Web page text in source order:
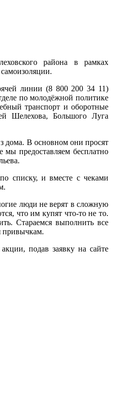
района в рамках
линии (8 800 200 34 11)
по молодёжной политике
транспорт и оборотные
Шелехова, Большого Луга
дома. В основном они просят
мы предоставляем бесплатно
списку, и вместе с чеками
люди не верят в сложную
что им купят что-то не то.
Стараемся выполнить все
привычкам.
подав заявку на сайте